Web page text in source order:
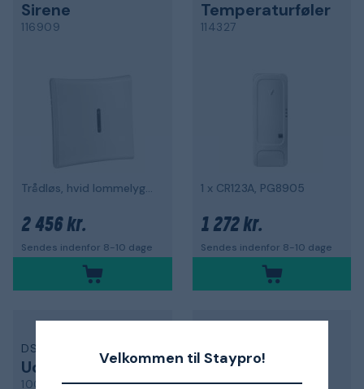
Velkommen til Staypro!
Sirene
116909
Trådløs, hvid lommelygte
2 456 kr.
Sendes indenfor 8-10 dage
Temperaturføler
114327
1 x CR123A, PG8905
1 272 kr.
Sendes indenfor 8-10 dage
DSC
Udgangsdetektor
100056 100332